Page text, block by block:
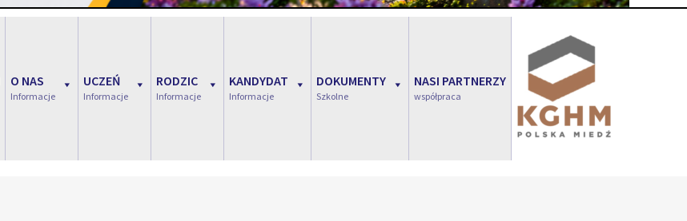
O NAS
Informacje
UCZEŃ
Informacje
RODZIC
Informacje
KANDYDAT
Informacje
DOKUMENTY
Szkolne
NASI PARTNERZY
współpraca